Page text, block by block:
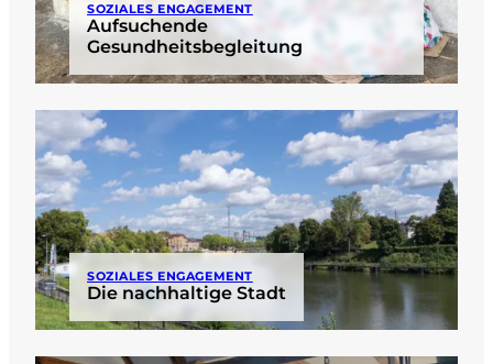
SOZIALES ENGAGEMENT
Aufsuchende
Gesundheitsbegleitung
SOZIALES ENGAGEMENT
Die nachhaltige Stadt